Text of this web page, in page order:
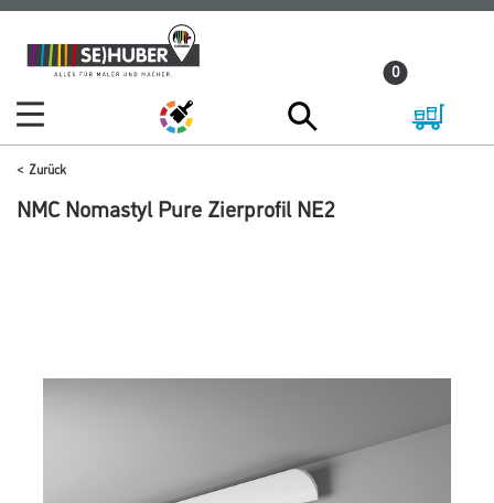
Zum
Inhalt
Zum
Navigationsmenü
0
Zurück
NMC Nomastyl Pure Zierprofil NE2